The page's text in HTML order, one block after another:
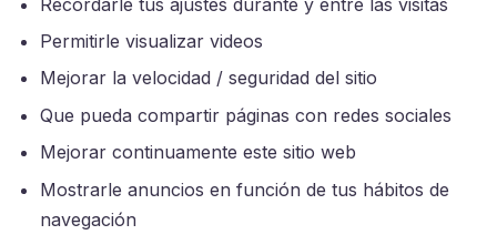
Permitirle visualizar videos
Mejorar la velocidad / seguridad del sitio
Que pueda compartir páginas con redes sociales
Mejorar continuamente este sitio web
Mostrarle anuncios en función de tus hábitos de
navegación